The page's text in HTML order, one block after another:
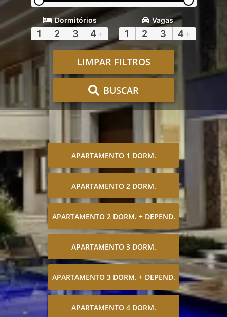
Dormitórios
1 2 3 4 +
Vagas
1 2 3 4 +
LIMPAR FILTROS
BUSCAR
APARTAMENTO 1 DORM.
APARTAMENTO 2 DORM.
APARTAMENTO 2 DORM. + DEPEND.
APARTAMENTO 3 DORM.
APARTAMENTO 3 DORM. + DEPEND.
APARTAMENTO 4 DORM.